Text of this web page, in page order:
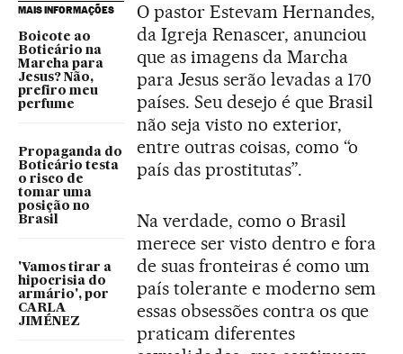
MAIS INFORMAÇÕES
Boicote ao
Boticário na
Marcha para
Jesus? Não,
prefiro meu
perfume
Propaganda do
Boticário testa
o risco de
tomar uma
posição no
Brasil
'Vamos tirar a
hipocrisia do
armário', por
CARLA
JIMÉNEZ
O pastor Estevam Hernandes,
da Igreja Renascer, anunciou
que as imagens da Marcha
para Jesus serão levadas a 170
países. Seu desejo é que Brasil
não seja visto no exterior,
entre outras coisas, como “o
país das prostitutas”.
Na verdade, como o Brasil
merece ser visto dentro e fora
de suas fronteiras é como um
país tolerante e moderno sem
essas obsessões contra os que
praticam diferentes